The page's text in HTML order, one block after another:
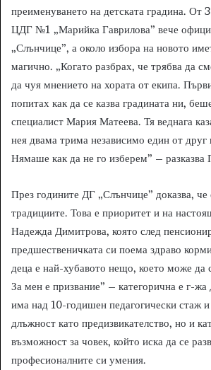
преименуването на детската градина. От
ЦДГ №1 „Марийка Гаврилова” вече
„Слънчице”, а около избора на новото
магично. „Когато разбрах, че трябва да
да чуя мнението на хората от екипа.
попитах как да се казва градината ни,
специалист Мария Матеева. Тя веднага
нея двама трима независимо един от
Нямаше как да не го изберем” – разказва
През годините ДГ „Слънчице” доказва, че
традициите. Това е приоритет и на
Надежда Димитрова, която след
предшественичката си поема здраво
деца е най-хубавото нещо, което може да
За мен е призвание” – категорична е г-
има над 10-годишен педагогически стаж
длъжност като предизвикателство, но и
възможност за човек, който иска да се
професионалните си умения.